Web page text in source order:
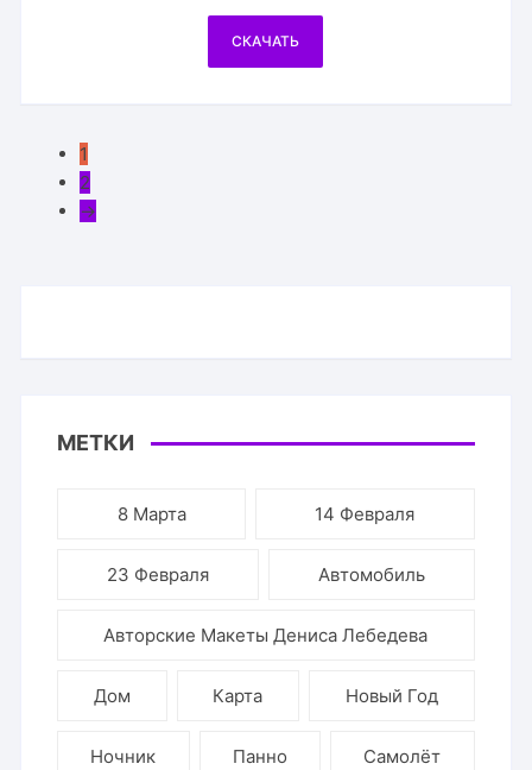
СКАЧАТЬ
1
2
→
МЕТКИ
8 Марта 14 Февраля
23 Февраля Автомобиль
Авторские Макеты Дениса Лебедева
Дом Карта Новый Год
Ночник Панно Самолёт